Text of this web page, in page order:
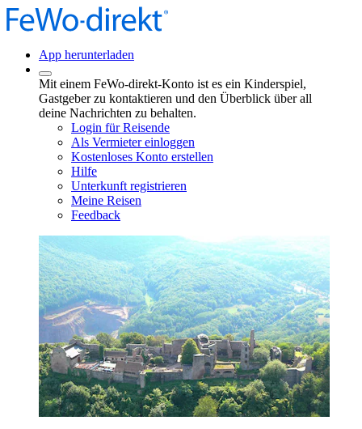
App herunterladen
Mit einem FeWo-direkt-Konto ist es ein Kinderspiel,
Gastgeber zu kontaktieren und den Überblick über all
deine Nachrichten zu behalten.
Login für Reisende
Als Vermieter einloggen
Kostenloses Konto erstellen
Hilfe
Unterkunft registrieren
Meine Reisen
Feedback